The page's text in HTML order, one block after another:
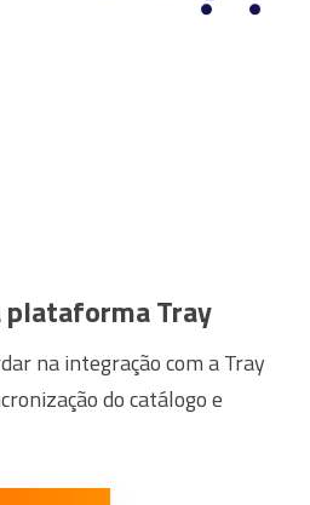
plataforma Tray
na integração com a Tray
do catálogo e